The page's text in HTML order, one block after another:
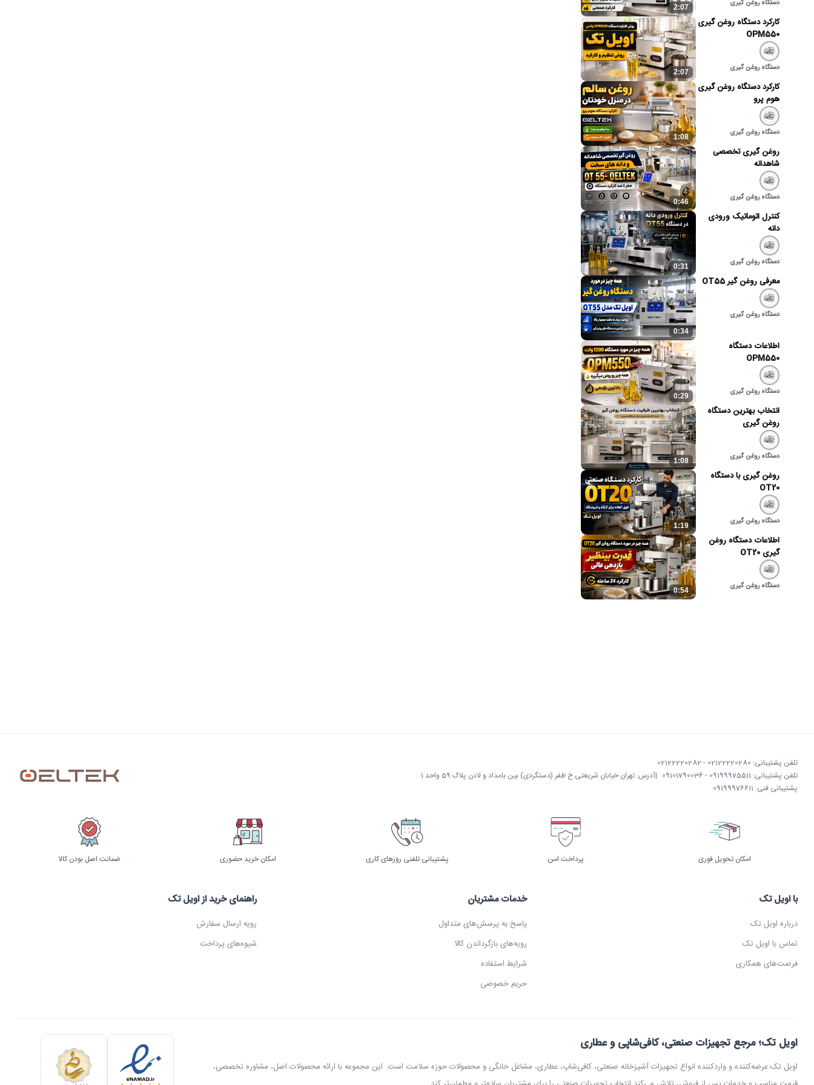
2:07 دستگاه روغن گیری
2:07
کارکرد دستگاه روغن گیری
OPM550
دستگاه روغن گیری
1:08
کارکرد دستگاه روغن گیری
هوم پرو
دستگاه روغن گیری
0:46
روغن گیری تخصصی
شاهدانه
دستگاه روغن گیری
0:31
کنترل اتوماتیک ورودی
دانه
دستگاه روغن گیری
0:34
معرفی روغن گیر OT55
دستگاه روغن گیری
0:29
اطلاعات دستگاه
OPM550
دستگاه روغن گیری
1:08
انتخاب بهترین دستگاه
روغن گیری
دستگاه روغن گیری
1:19
روغن گیری با دستگاه
OT20
دستگاه روغن گیری
0:54
اطلاعات دستگاه روغن
گیری OT20
دستگاه روغن گیری
تلفن پشتیبانی: 02122220280 - 02122220282
تلفن پشتیبانی: 09199975511 - 09101790036
پشتیبانی فنی: 09199976611
|آدرس: تهران خیابان شریعتی خ ظفر (دستگردی) بین بامداد و لادن پلاک 59 واحد 1
امکان تحویل فوری پرداخت امن پشتیبانی تلفنی روزهای کاری امکان خرید حضوری ضمانت اصل بودن کالا
با اویل تک
درباره اویل تک
تماس با اویل تک
فرصت‌های همکاری
خدمات مشتریان
پاسخ به پرسش‌های متداول
رویه‌های بازگرداندن کالا
شرایط استفاده
حریم خصوصی
راهنمای خرید از اویل تک
رویه ارسال سفارش
شیوه‌های پرداخت
اویل تک؛ مرجع تجهیزات صنعتی، کافی‌شاپی و عطاری
اویل تک عرضه‌کننده و واردکننده انواع تجهیزات آشپزخانه صنعتی، کافی‌شاپ، عطاری، مشاغل خانگی و محصولات حوزه سلامت است. این مجموعه با ارائه محصولات اصل، مشاوره تخصصی،